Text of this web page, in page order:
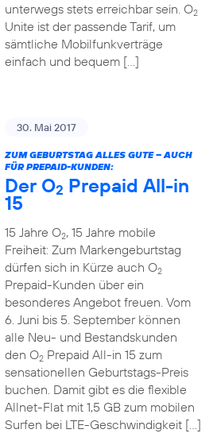
unterwegs stets erreichbar sein. O2
Unite ist der passende Tarif, um
sämtliche Mobilfunkverträge
einfach und bequem […]
30. Mai 2017
ZUM GEBURTSTAG ALLES GUTE – AUCH
FÜR PREPAID-KUNDEN:
Der O2 Prepaid All-in
15
15 Jahre O2, 15 Jahre mobile
Freiheit: Zum Markengeburtstag
dürfen sich in Kürze auch O2
Prepaid-Kunden über ein
besonderes Angebot freuen. Vom
6. Juni bis 5. September können
alle Neu- und Bestandskunden
den O2Prepaid All-in 15 zum
sensationellen Geburtstags-Preis
buchen. Damit gibt es die flexible
Allnet-Flat mit 1,5 GB zum mobilen
Surfen bei LTE-Geschwindigkeit […]